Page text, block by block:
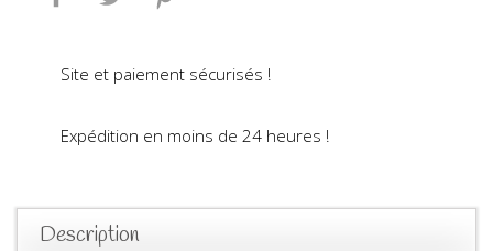
Site et paiement sécurisés !
Expédition en moins de 24 heures !
Description